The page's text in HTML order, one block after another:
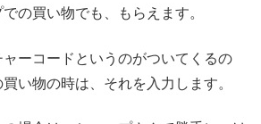
の買い物でも、もらえます。
ーコードというのがついてくるの
い物の時は、それを入力します。